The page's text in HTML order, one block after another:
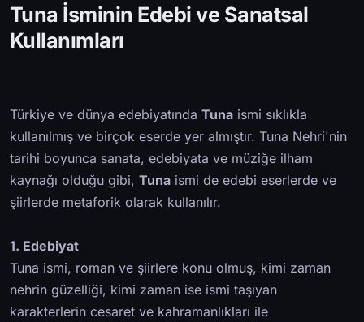
Tuna İsminin Edebi ve Sanatsal
Kullanımları
Türkiye ve dünya edebiyatında Tuna ismi sıklıkla
kullanılmış ve birçok eserde yer almıştır. Tuna Nehri'nin
tarihi boyunca sanata, edebiyata ve müziğe ilham
kaynağı olduğu gibi, Tuna ismi de edebi eserlerde ve
şiirlerde metaforik olarak kullanılır.
1. Edebiyat
Tuna ismi, roman ve şiirlere konu olmuş, kimi zaman
nehrin güzelliği, kimi zaman ise ismi taşıyan
karakterlerin cesaret ve kahramanlıkları ile